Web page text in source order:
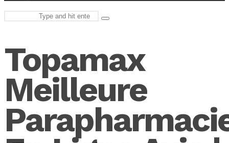
Type
Topamax
Meilleure